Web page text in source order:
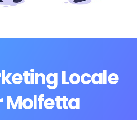
Locale
Molfetta